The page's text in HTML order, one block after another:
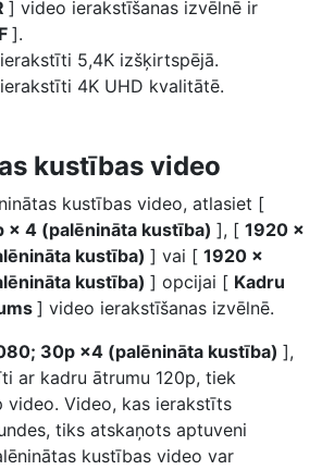
] video ierakstīšanas izvēlnē ir
].
5,4K izšķirtspējā.
4K UHD kvalitātē.
kustības video
kustības video, atlasiet [
× 4 (palēnināta kustība) ], [ 1920 ×
kustība) ] vai [ 1920 ×
kustība) ] opcijai [ Kadru
] video ierakstīšanas izvēlnē.
30p ×4 (palēnināta kustība) ],
ar kadru ātrumu 120p, tiek
video. Video, kas ierakstīts
tiks atskaņots aptuveni
kustības video var